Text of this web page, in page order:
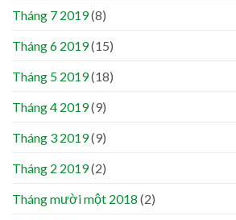
Tháng 7 2019(8)
Tháng 6 2019(15)
Tháng 5 2019(18)
Tháng 4 2019(9)
Tháng 3 2019(9)
Tháng 2 2019(2)
Tháng mười một 2018 (2)